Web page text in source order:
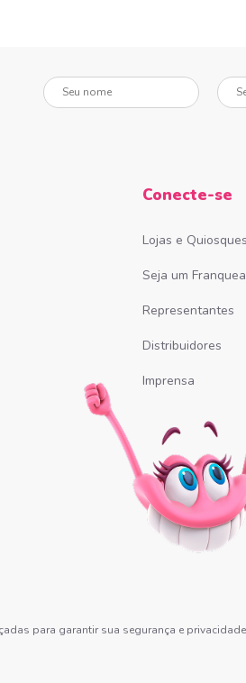
Seu nome Seu
Conecte-se
Lojas e Quiosques
Seja um
Representantes
Distribuidores
Imprensa
para garantir sua segurança e